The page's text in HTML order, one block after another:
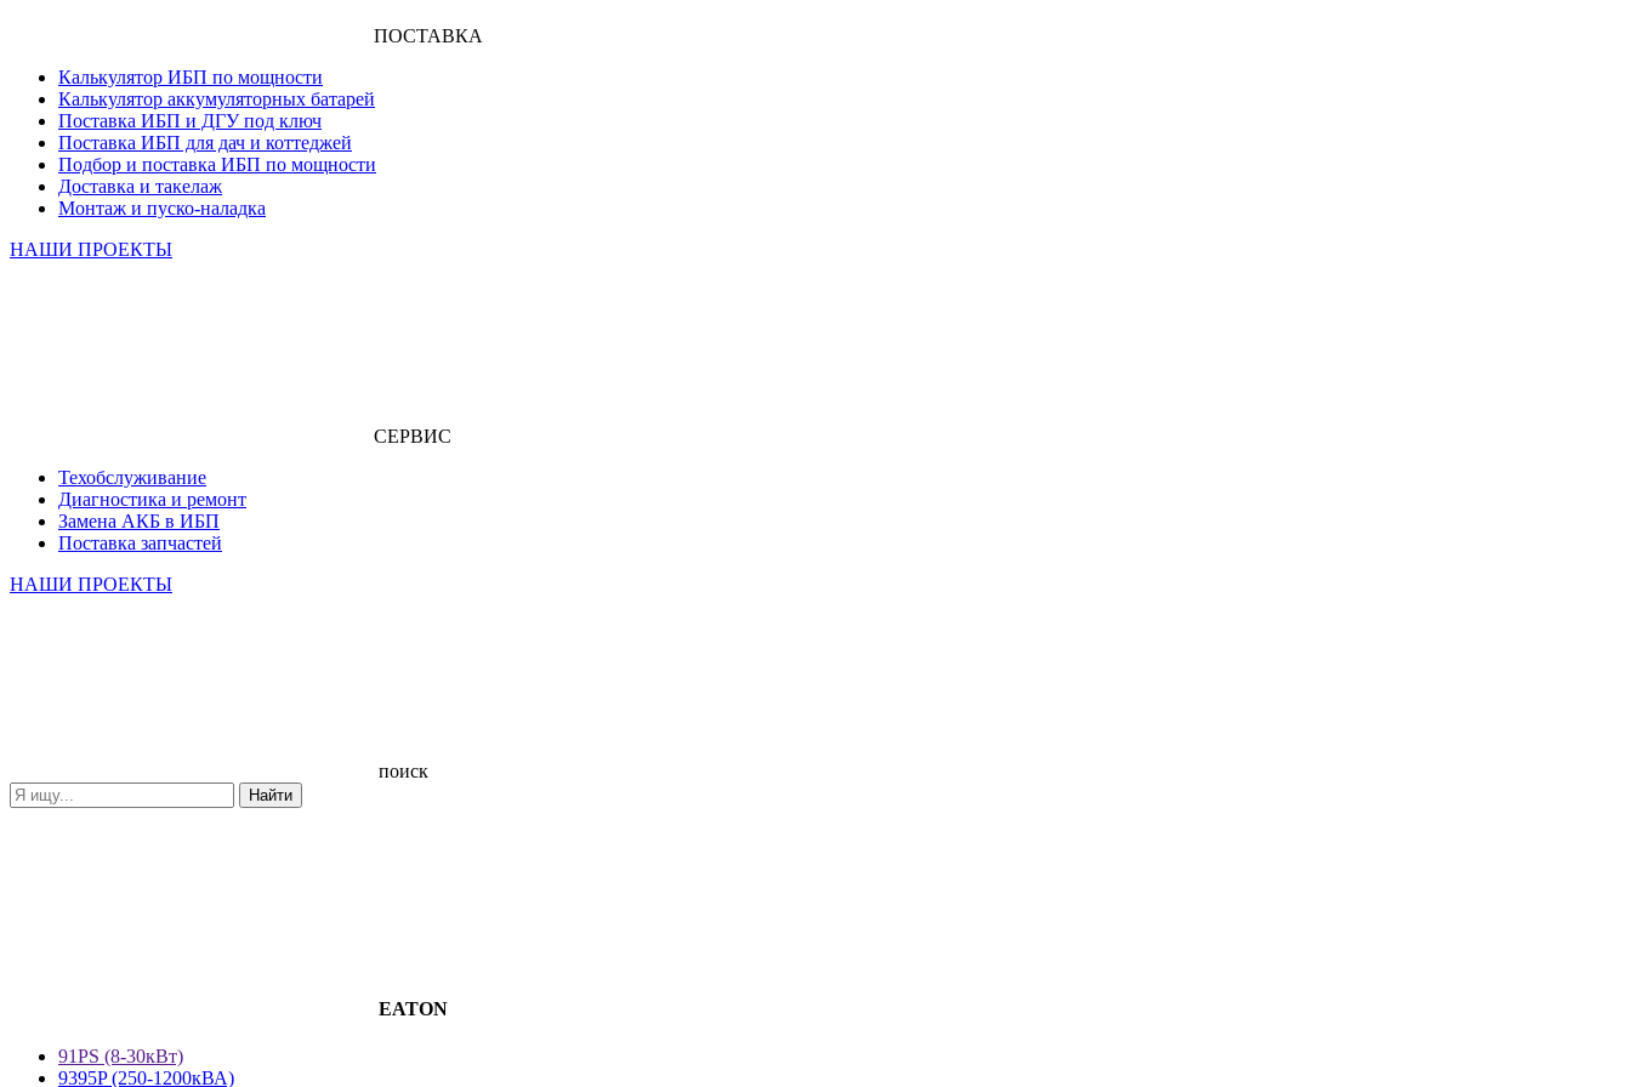
ПОСТАВКА
Калькулятор ИБП по мощности
Калькулятор аккумуляторных батарей
Поставка ИБП и ДГУ под ключ
Поставка ИБП для дач и коттеджей
Подбор и поставка ИБП по мощности
Доставка и такелаж
Монтаж и пуско-наладка
НАШИ ПРОЕКТЫ
СЕРВИС
Техобслуживание
Диагностика и ремонт
Замена АКБ в ИБП
Поставка запчастей
НАШИ ПРОЕКТЫ
поиск
EATON
91PS (8-30кВт)
9395P (250-1200кВА)